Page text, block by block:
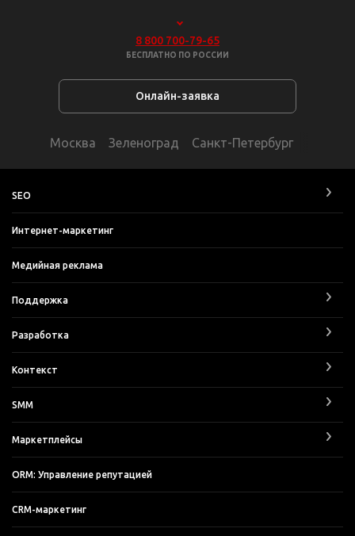
8 800 700-79-65
БЕСПЛАТНО ПО РОССИИ
Онлайн-заявка
Москва Зеленоград Санкт-Петербург
SEO
Интернет-маркетинг
Медийная реклама
Поддержка
Разработка
Контекст
SMM
Маркетплейсы
ORM: Управление репутацией
CRM-маркетинг